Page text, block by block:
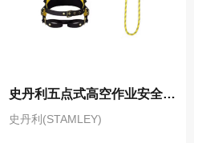
史丹利五点式高空作业安全带保险带应急逃生攀岩登山全身安全带 V型背垫安全安全带+安全绳 ST7104+7300
史丹利(STAMLEY)